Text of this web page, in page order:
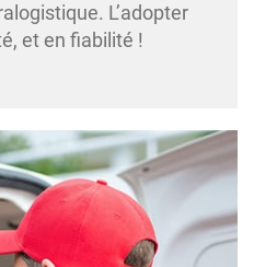
L’adopter
et en fiabilité !